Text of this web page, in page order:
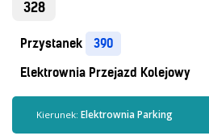
Honorowanie biletów
Kontrola
Sprzedaż biletów u
Jaworznicka Karta
328
Przystanek 390
Elektrownia Przejazd Kolejowy
Kierunek: Elektrownia Parking